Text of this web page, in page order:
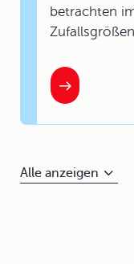
betrachten
Zufallsgrößen.
Alle anzeigen